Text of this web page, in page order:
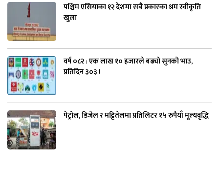
पश्चिम एसियाका १२ देशमा सबै प्रकारका श्रम स्वीकृति
खुला
वर्ष ०८२ : एक लाख १० हजारले बढ्यो सुनको भाउ,
प्रतिदिन ३०३ !
पेट्रोल, डिजेल र मट्टितेलमा प्रतिलिटर १५ रुपैयाँ मूल्यवृद्धि